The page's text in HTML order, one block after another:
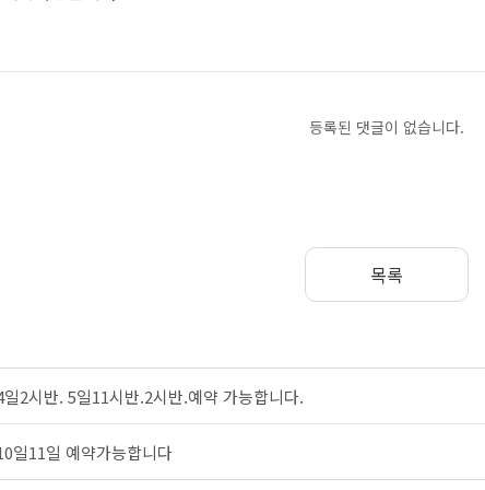
등록된 댓글이 없습니다.
목록
일2시반. 5일11시반.2시반.예약 가능합니다.
일11일 예약가능합니다